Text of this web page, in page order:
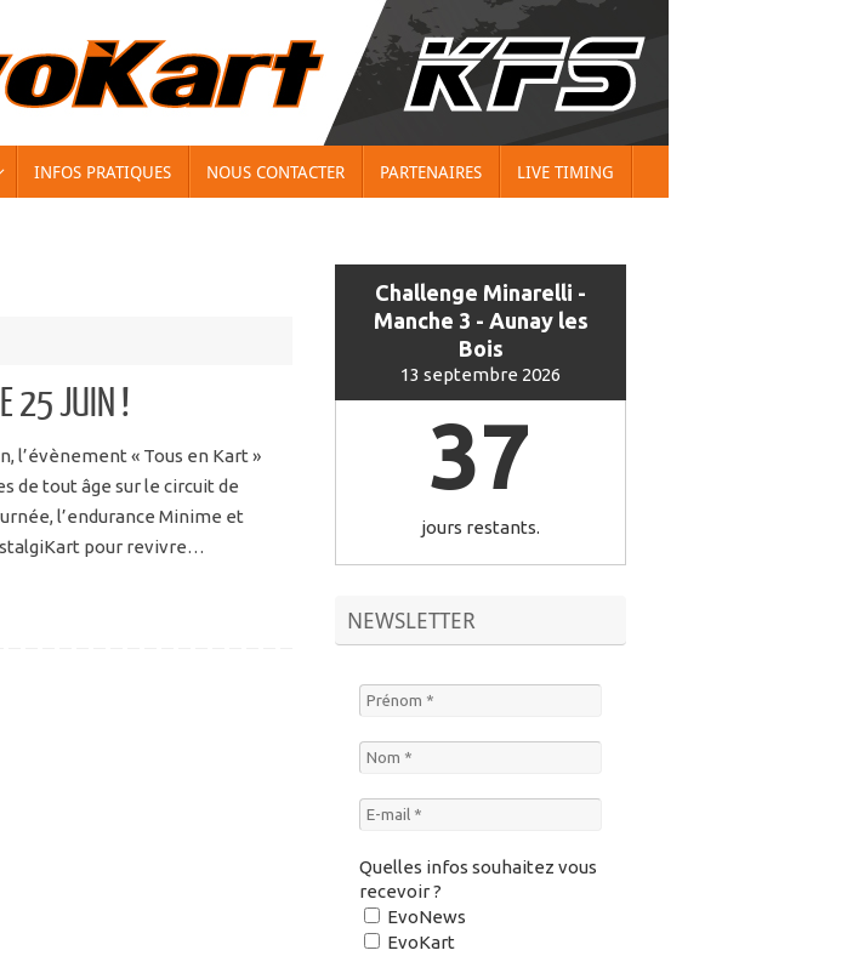
INFOS PRATIQUES NOUS CONTACTER PARTENAIRES LIVE TIMING
25 JUIN !
l’évènement « Tous en Kart »
de tout âge sur le circuit de
l’endurance Minime et
pour revivre…
Challenge Minarelli -
Manche 3 - Aunay les
Bois
13 septembre 2026
37
jours restants.
NEWSLETTER
Quelles infos souhaitez vous
recevoir ?
EvoNews
EvoKart